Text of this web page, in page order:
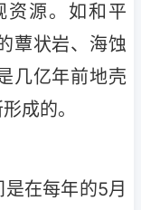
资源。如和平
蕈状岩、海蚀
几亿年前地壳
成的。
在每年的5月